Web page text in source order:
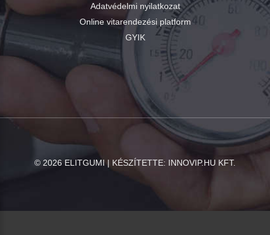
Adatvédelmi nyilatkozat
Online vitarendezési platform
GYIK
© 2026 ELITGUMI | KÉSZÍTETTE: INNOVIP.HU KFT.